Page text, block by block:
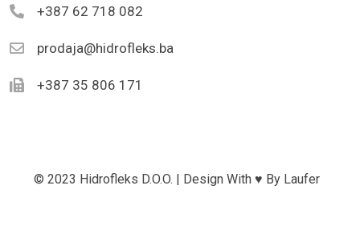
+387 62 718 082
prodaja@hidrofleks.ba
+387 35 806 171
© 2023 Hidrofleks D.o.o. | Design With ♥ By Laufer